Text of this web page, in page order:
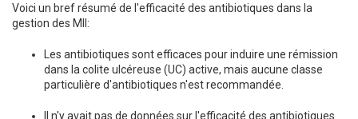
Voici un bref résumé de l'efficacité des antibiotiques dans la
gestion des MII:
Les antibiotiques sont efficaces pour induire une rémission
dans la colite ulcéreuse (UC) active, mais aucune classe
particulière d'antibiotiques n'est recommandée.
Il n'y avait pas de données sur l'efficacité des antibiotiques